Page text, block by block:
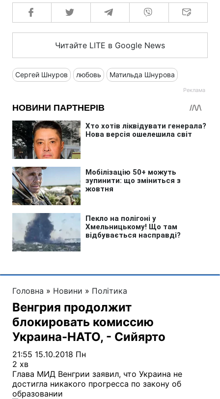
Читайте LITE в Google News
Сергей Шнуров любовь Матильда Шнурова
Головна » Новини » Політика
Венгрия продолжит
блокировать комиссию
Украина-НАТО, - Сийярто
21:55 15.10.2018 Пн
2 хв
Глава МИД Венгрии заявил, что Украина не
достигла никакого прогресса по закону об
образовании